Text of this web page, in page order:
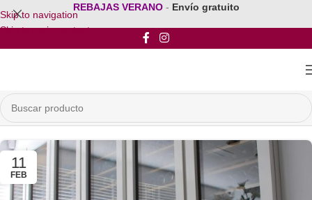
Skip to navigation
Skip to main content
REBAJAS VERANO - Envío gratuito
11
FEB